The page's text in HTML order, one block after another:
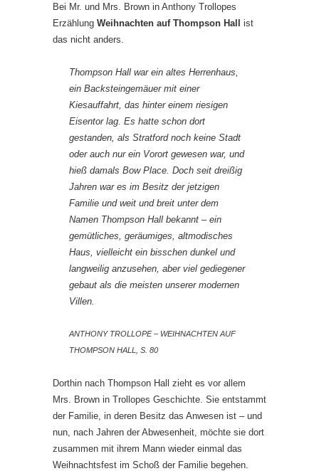
Bei Mr. und Mrs. Brown in Anthony Trollopes
Erzählung Weihnachten auf Thompson Hall ist
das nicht anders.
Thompson Hall war ein altes Herrenhaus,
ein Backsteingemäuer mit einer
Kiesauffahrt, das hinter einem riesigen
Eisentor lag. Es hatte schon dort
gestanden, als Stratford noch keine Stadt
oder auch nur ein Vorort gewesen war, und
hieß damals Bow Place. Doch seit dreißig
Jahren war es im Besitz der jetzigen
Familie und weit und breit unter dem
Namen Thompson Hall bekannt – ein
gemütliches, geräumiges, altmodisches
Haus, vielleicht ein bisschen dunkel und
langweilig anzusehen, aber viel gediegener
gebaut als die meisten unserer modernen
Villen.
ANTHONY TROLLOPE – WEIHNACHTEN AUF
THOMPSON HALL, S. 80
Dorthin nach Thompson Hall zieht es vor allem
Mrs. Brown in Trollopes Geschichte. Sie entstammt
der Familie, in deren Besitz das Anwesen ist – und
nun, nach Jahren der Abwesenheit, möchte sie dort
zusammen mit ihrem Mann wieder einmal das
Weihnachtsfest im Schoß der Familie begehen.